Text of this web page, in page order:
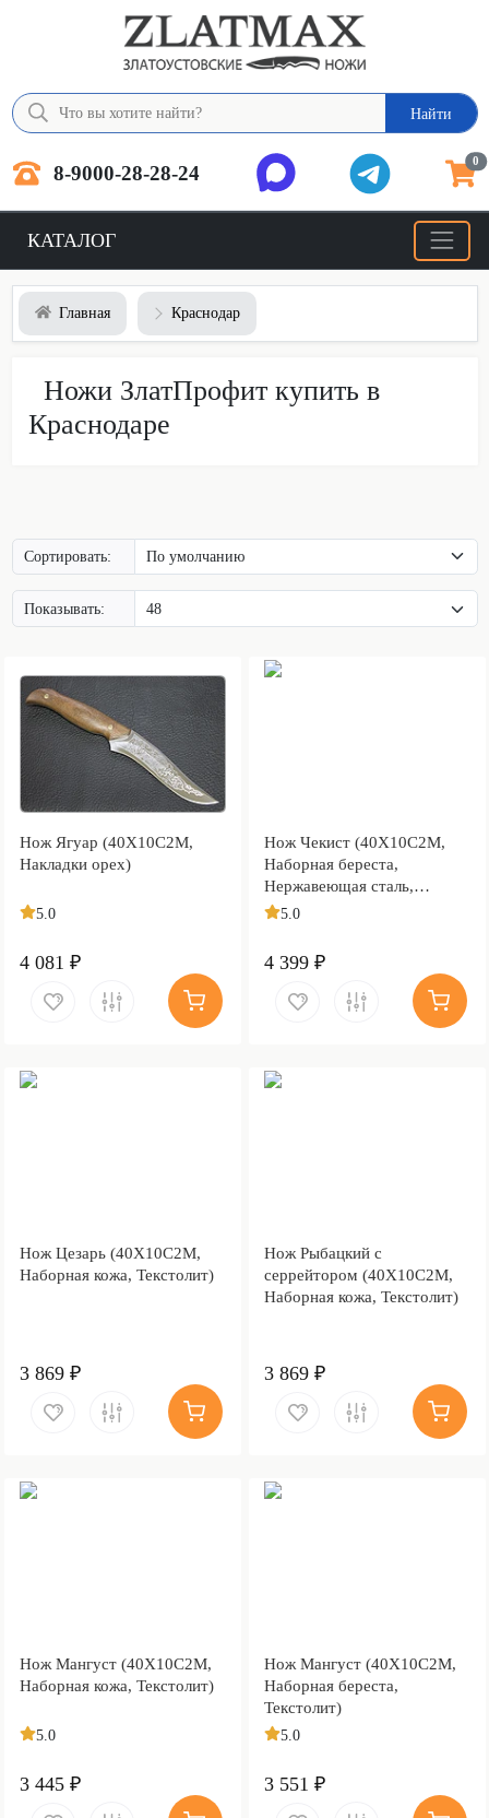
Найти
8-9000-28-28-24 0
КАТАЛОГ
Главная Краснодар
Ножи ЗлатПрофит купить в
Краснодаре
Сортировать:
Показывать:
Нож Ягуар (40Х10С2М,
Накладки орех)
5.0
4 081 ₽
Нож Чекист (40Х10С2М,
Наборная береста,
Нержавеющая сталь,
Текстолит)
5.0
4 399 ₽
Нож Цезарь (40Х10С2М,
Наборная кожа, Текстолит)
3 869 ₽
Нож Рыбацкий с
серрейтором (40Х10С2М,
Наборная кожа, Текстолит)
3 869 ₽
Нож Мангуст (40Х10С2М,
Наборная кожа, Текстолит)
5.0
3 445 ₽
Нож Мангуст (40Х10С2М,
Наборная береста,
Текстолит)
5.0
3 551 ₽